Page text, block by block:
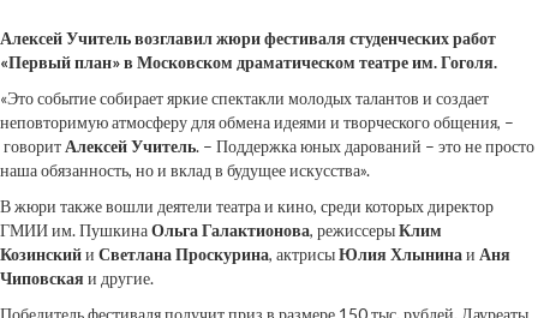
Алексей Учитель возглавил жюри фестиваля студенческих работ
«Первый план» в Московском драматическом театре им. Гоголя.
«Это событие собирает яркие спектакли молодых талантов и создает
неповторимую атмосферу для обмена идеями и творческого общения, –
говоритАлексей Учитель. – Поддержка юных дарований – это не просто
наша обязанность, но и вклад в будущее искусства».
В жюри также вошли деятели театра и кино, среди которых директор
ГМИИ им. ПушкинаОльга Галактионова, режиссерыКлим
Козинскийи Светлана Проскурина, актрисыЮлия Хлынинаи Аня
Чиповская и другие.